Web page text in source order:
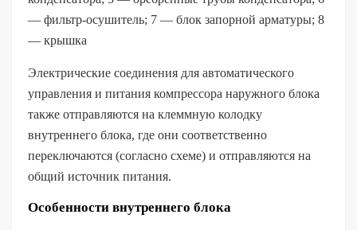
— фильтр-осушитель; 7 — блок запорной арматуры; 8
— крышка
Электрические соединения для автоматического
управления и питания компрессора наружного блока
также отправляются на клеммную колодку
внутреннего блока, где они соответственно
переключаются (согласно схеме) и отправляются на
общий источник питания.
Особенности внутреннего блока